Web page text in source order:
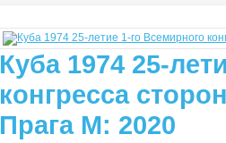
Куба 1974 25-
конгресса
Прага М: 2020